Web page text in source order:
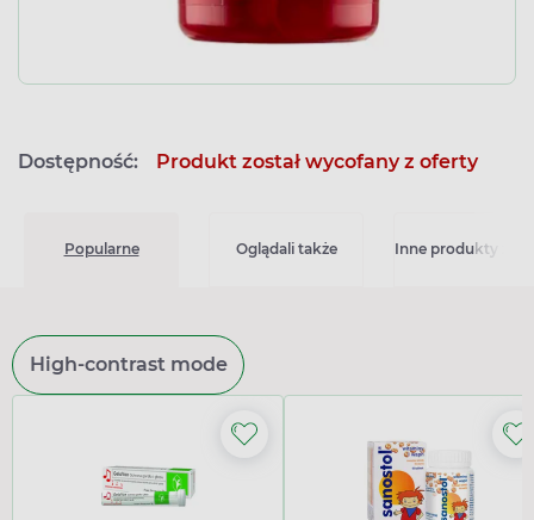
Dostępność: Produkt został wycofany z oferty
Popularne Oglądali także Inne produkty z
High-contrast mode